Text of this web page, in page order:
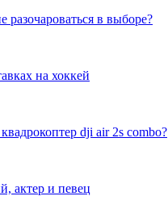
разочароваться в выборе?
на хоккей
dji air 2s combo?
актер и певец